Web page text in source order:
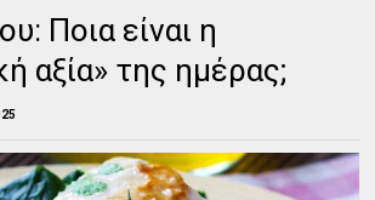
Ποια είναι η
αξία» της ημέρας;